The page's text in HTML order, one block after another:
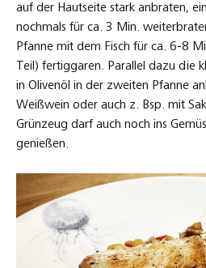
auf der Hautseite stark anbraten,
nochmals für ca. 3 Min.
Pfanne mit dem Fisch für ca. 6-8
Teil) fertiggaren. Parallel dazu die
in Olivenöl in der zweiten Pfanne
Weißwein oder auch z. Bsp. mit
Grünzeug darf auch noch ins
genießen.